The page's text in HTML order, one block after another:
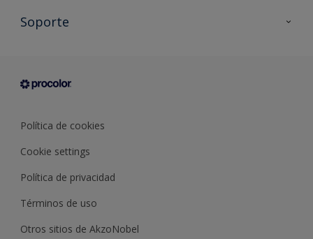
Todos los productos
Condiciones generales de venta
Soporte
Sobre Procolor
Política de cookies
Cookie settings
Política de privacidad
Términos de uso
Otros sitios de AkzoNobel